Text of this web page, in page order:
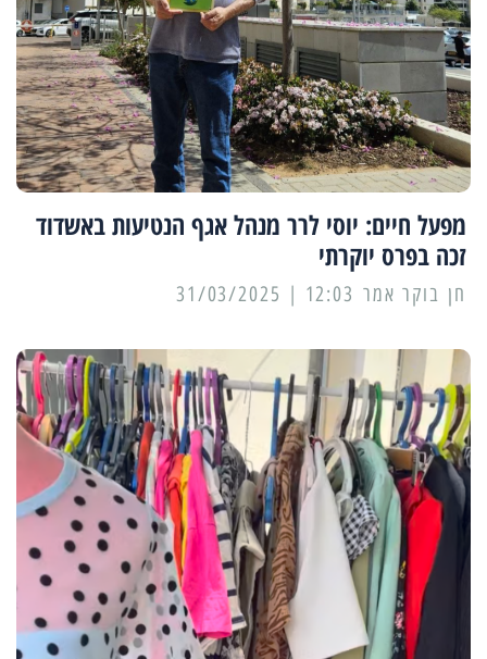
מפעל חיים: יוסי לרר מנהל אגף הנטיעות באשדוד
זכה בפרס יוקרתי
12:03 | 31/03/2025